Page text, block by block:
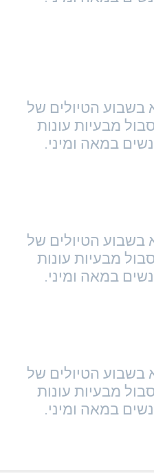
בשבוע הטיולים של
מבעיות עונות
במאה ומיני.
בשבוע הטיולים של
מבעיות עונות
במאה ומיני.
בשבוע הטיולים של
מבעיות עונות
במאה ומיני.